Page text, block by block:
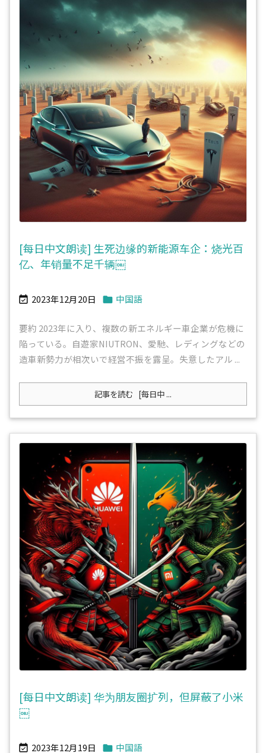
[每日中文朗读] 生死边缘的新能源车企：烧光百
亿、年销量不足千辆￼
 2023年12月20日  中国語
要約 2023年に入り、複数の新エネルギー車企業が危機に
陥っている。自遊家NIUTRON、愛馳、レディングなどの
造車新勢力が相次いで経営不振を露呈。失意したアル ...
記事を読む [每日中 ...
[每日中文朗读] 华为朋友圈扩列，但屏蔽了小米
￼
 2023年12月19日  中国語